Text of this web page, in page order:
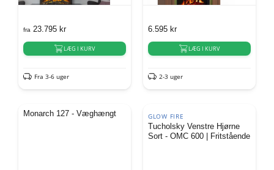
fra 23.795 kr
LÆG I KURV
Fra 3-6 uger
6.595 kr
LÆG I KURV
2-3 uger
Monarch 127 - Væghængt GLOW FIRE
Tucholsky Venstre Hjørne
Sort - OMC 600 | Fritstående